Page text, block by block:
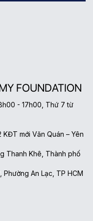
FOUNDATION
- 17h00, Thứ 7 từ
mới Văn Quán – Yên
Thanh Khê, Thành phố
Phường An Lạc, TP HCM